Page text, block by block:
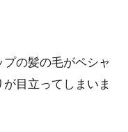
の髪の毛がペシャ
目立ってしまいま